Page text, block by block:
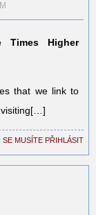
Times Higher
that we link to
visiting[…]
MUSÍTE PŘIHLÁSIT